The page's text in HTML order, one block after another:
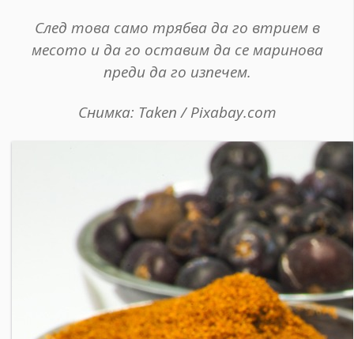
След това само трябва да го втрием в
месото и да го оставим да се маринова
преди да го изпечем.
Снимка: Taken / Pixabay.com